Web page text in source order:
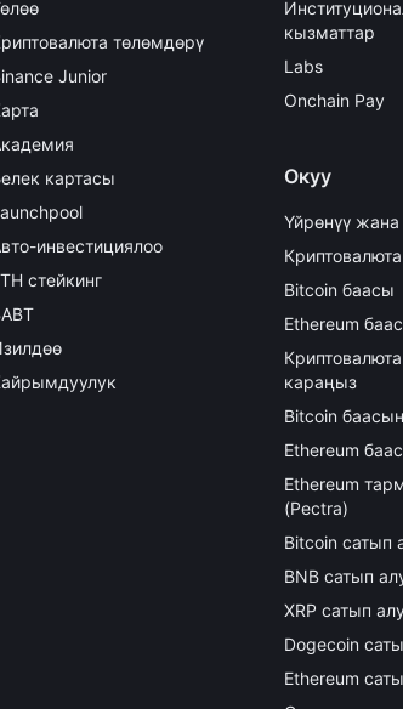
төлөмдөрү
Junior
картасы
инвестициялоо
стейкинг
кызматтар
Labs
Onchain Pay
Окуу
Үйрөнүү
Bitcoin баасы
Ethereum
караңыз
Bitcoin
Ethereum
Ethereum
(Pectra)
Bitcoin сатып
BNB сатып
XRP сатып
Dogecoin
Ethereum